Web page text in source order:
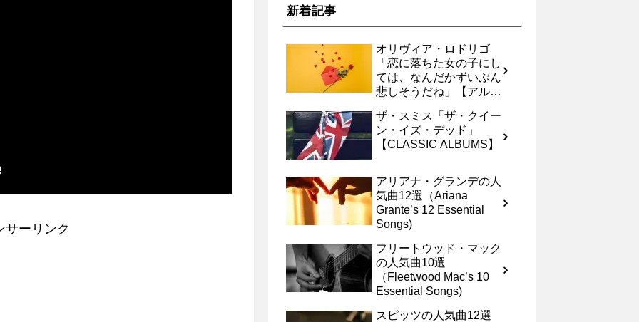
サーリンク
新着記事
オリヴィア・ロドリゴ
「恋に落ちた女の子にし
ては、なんだかずいぶん
悲しそうだね」【アルバ
ザ・スミス「ザ・クイー
ン・イズ・デッド」
【CLASSIC ALBUMS】
アリアナ・グランデの人
気曲12選（Ariana
Grante’s 12 Essential
Songs)
フリートウッド・マック
の人気曲10選
（Fleetwood Mac’s 10
Essential Songs)
スピッツの人気曲12選